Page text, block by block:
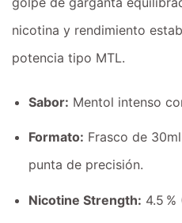
nicotina y rendimiento
potencia tipo MTL.
Sabor: Mentol intenso
Formato: Frasco de
punta de precisión.
Nicotine Strength: 4.5